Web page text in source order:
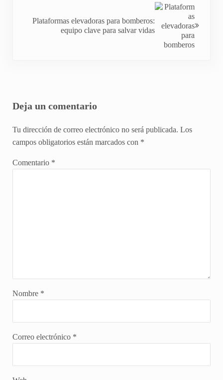
Plataformas elevadoras para bomberos:
equipo clave para salvar vidas
Deja un comentario
Tu dirección de correo electrónico no será publicada. Los
campos obligatorios están marcados con *
Comentario *
Nombre *
Correo electrónico *